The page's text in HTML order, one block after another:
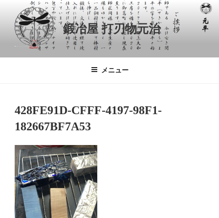
鍛冶屋 打刃物元治
メニュー
428FE91D-CFFF-4197-98F1-
182667BF7A53